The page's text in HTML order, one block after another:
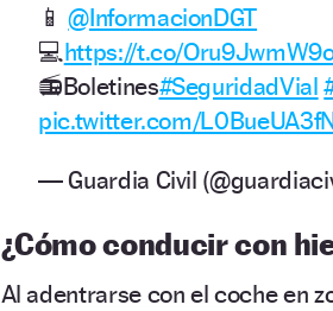
📱@InformacionDGT
💻https://t.co/
📻Boletines#SeguridadVial
pic.twitter.com/
— Guardia Civil
¿Cómo conducir con
Al adentrarse con el coche en